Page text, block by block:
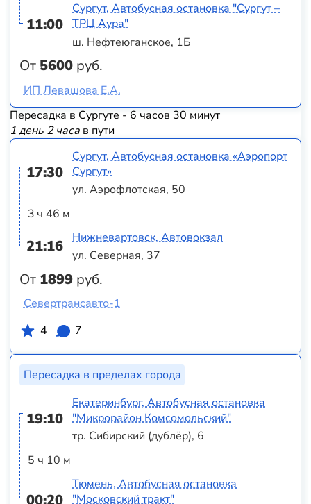
11:00
От 5600 руб.
Сургут, Автобусная остановка "Сургут –
ТРЦ Аура"
ш. Нефтеюганское, 1Б
ИП Левашова Е.А.
Пересадка в Сургуте - 6 часов 30 минут
1 день 2 часав пути
17:30
3 ч 46 м
21:16
От 1899 руб.
Сургут, Автобусная остановка «Аэропорт
Сургут»
ул. Аэрофлотская, 50
Нижневартовск, Автовокзал
ул. Северная, 37
Севертрансавто-1
4
7
Пересадка в пределах города
19:10
5 ч 10 м
00:20
Екатеринбург, Автобусная остановка
"Микрорайон Комсомольский"
тр. Сибирский (дублёр), 6
Тюмень, Автобусная остановка
"Московский тракт"